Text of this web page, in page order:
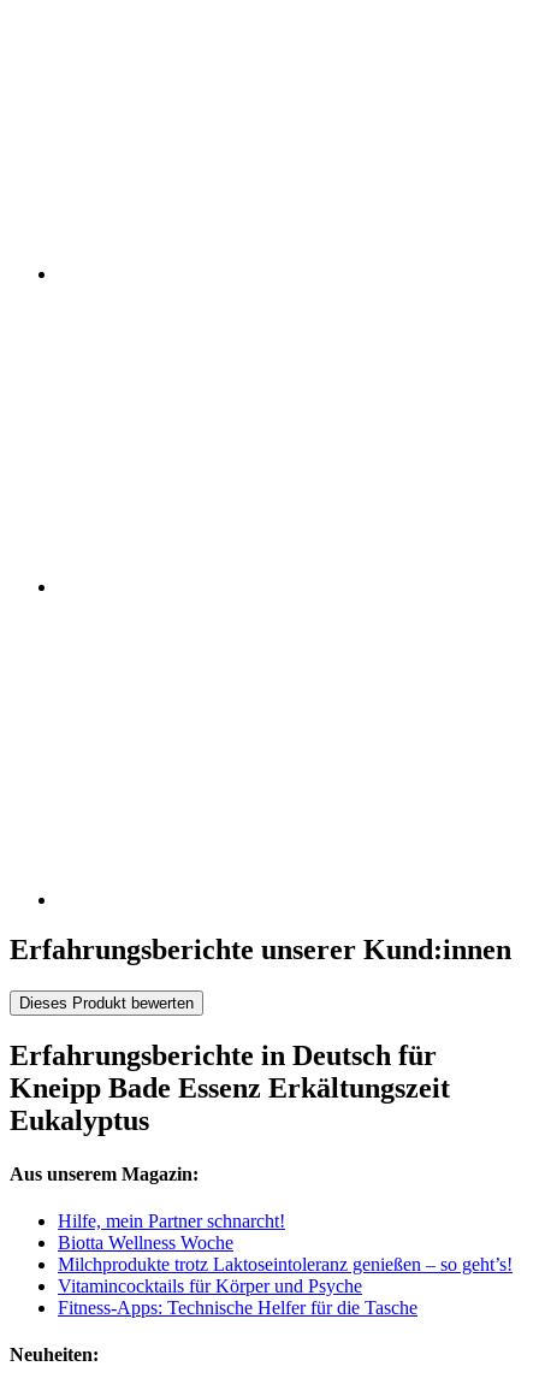
Erfahrungsberichte unserer Kund:innen
Dieses Produkt bewerten
Erfahrungsberichte in Deutsch für
Kneipp Bade Essenz Erkältungszeit
Eukalyptus
Aus unserem Magazin:
Hilfe, mein Partner schnarcht!
Biotta Wellness Woche
Milchprodukte trotz Laktoseintoleranz genießen – so geht’s!
Vitamincocktails für Körper und Psyche
Fitness-Apps: Technische Helfer für die Tasche
Neuheiten: